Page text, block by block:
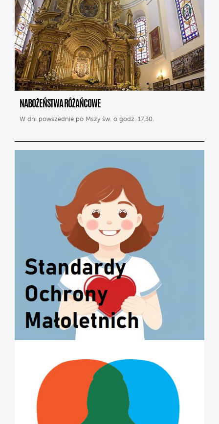
NABOŻEŃSTWA RÓŻAŃCOWE
W dni powszednie po Mszy św. o godz. 17.30.